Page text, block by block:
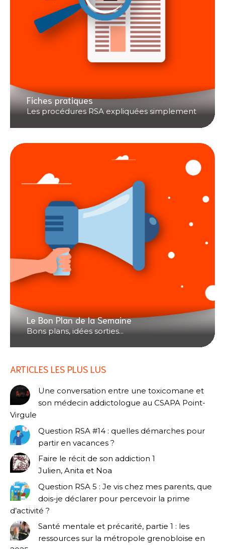
Fiches pratiques
Les procédures RSA expliquées simplement
Le Bon Plan de la Semaine
Bons plans, idées sorties...
ARTICLES LES PLUS LUS
Une conversation entre une toxicomane et
son médecin addictologue au CSAPA Point-
Virgule
Question RSA #14 : quelles démarches pour
partir en vacances ?
Faire le récit de son addiction 1
Julien, Anita et Noa
Question RSA 5 : Je vis chez mes parents, que
dois-je déclarer pour percevoir la prime
d’activité ?
Santé mentale et précarité, partie 1 : les
ressources sur la métropole grenobloise en